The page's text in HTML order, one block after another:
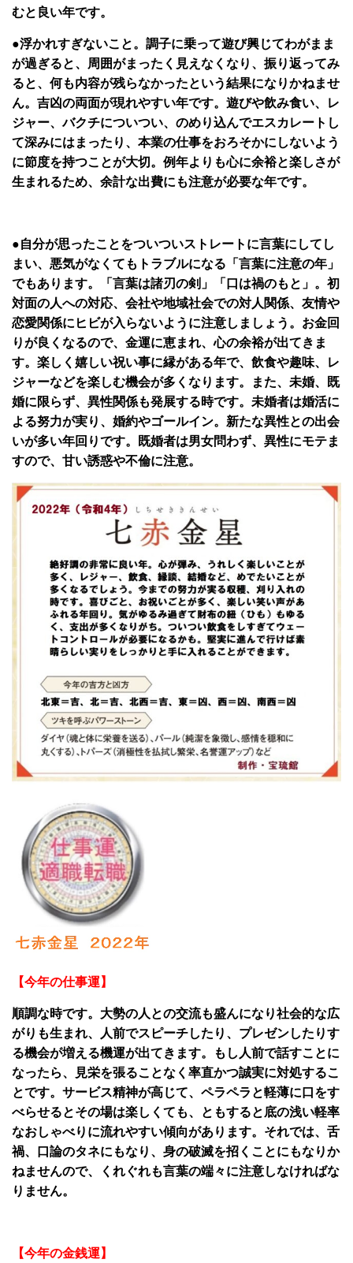
むと良い年です。
●浮かれすぎないこと。調子に乗って遊び興じてわがまま
が過ぎると、周囲がまったく見えなくなり、振り返ってみ
ると、何も内容が残らなかったという結果になりかねませ
ん。吉凶の両面が現れやすい年です。遊びや飲み食い、レ
ジャー、バクチについつい、のめり込んでエスカレートし
て深みにはまったり、本業の仕事をおろそかにしないよう
に節度を持つことが大切。例年よりも心に余裕と楽しさが
生まれるため、余計な出費にも注意が必要な年です。
●自分が思ったことをついついストレートに言葉にしてし
まい、悪気がなくてもトラブルになる「言葉に注意の年」
でもあります。「言葉は諸刃の剣」「口は禍のもと」。初
対面の人への対応、会社や地域社会での対人関係、友情や
恋愛関係にヒビが入らないように注意しましょう。お金回
りが良くなるので、金運に恵まれ、心の余裕が出てきま
す。楽しく嬉しい祝い事に縁がある年で、飲食や趣味、レ
ジャーなどを楽しむ機会が多くなります。また、未婚、既
婚に限らず、異性関係も発展する時です。未婚者は婚活に
よる努力が実り、婚約やゴールイン。新たな異性との出会
いが多い年回りです。既婚者は男女問わず、異性にモテま
すので、甘い誘惑や不倫に注意。
【今年の仕事運】
順調な時です。大勢の人との交流も盛んになり社会的な広
がりも生まれ、人前でスピーチしたり、プレゼンしたりす
る機会が増える機運が出てきます。もし人前で話すことに
なったら、見栄を張ることなく率直かつ誠実に対処するこ
とです。サービス精神が高じて、ペラペラと軽薄に口をす
べらせるとその場は楽しくても、ともすると底の浅い軽率
なおしゃべりに流れやすい傾向があります。それでは、舌
禍、口論のタネにもなり、身の破滅を招くことにもなりか
ねませんので、くれぐれも言葉の端々に注意しなければな
りません。
【今年の金銭運】